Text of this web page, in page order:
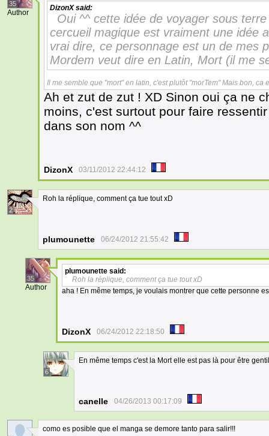
35
Author
DizonXsaid:
Oui ^^ cette idée de voyager sous
cercueil magique est vraiment une idée
vrai dire, ce personnage est un de mes
Mordem veut dire en Latin, Mort (il me
Il me semble que "mort" en latin, c'est plutôt "morTem" Mais bon, ca
Ah et zut de zut ! XD Sinon oui ça ne
moins, c'est surtout pour faire
dans son nom ^^
DizonX 03/11/2012 22:44:12
2
Roh la réplique, comment ça tue tout xD
plumounette 06/24/2012 21:55:42
35
Author
plumounette said:
Roh la réplique, comment ça tue tout xD
aha ! En même temps, je voulais montrer que cette personne
DizonX 06/24/2012 22:18:50
6
En même temps c'est la Mort elle est pas là pour être
canelle 04/26/2013 00:17:09
como es posible que el manga se demore tanto para salir!!!